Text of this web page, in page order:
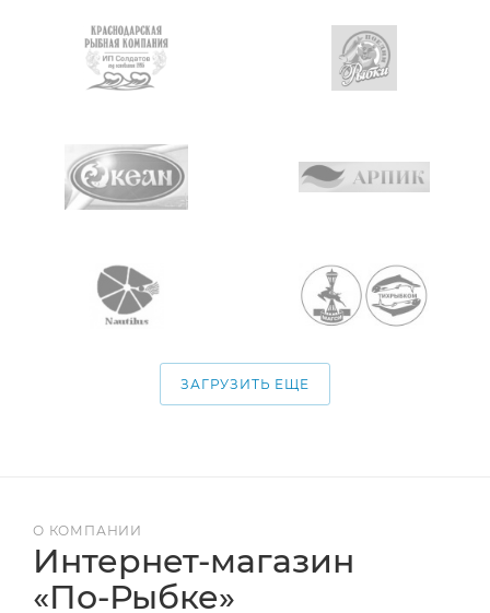
ЗАГРУЗИТЬ ЕЩЕ
О КОМПАНИИ
Интернет-магазин
«По-Рыбке»